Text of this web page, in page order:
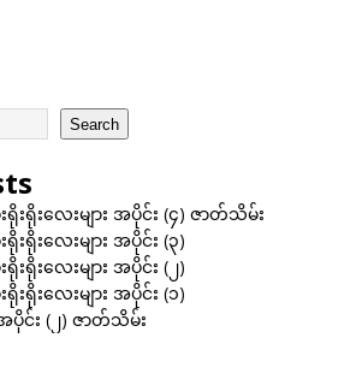
Search
ရိုးလေးများ အပိုင်း (၄) ဇာတ်သိမ်း
ရိုးလေးများ အပိုင်း (၃)
ရိုးလေးများ အပိုင်း (၂)
ရိုးလေးများ အပိုင်း (၁)
င်း (၂) ဇာတ်သိမ်း